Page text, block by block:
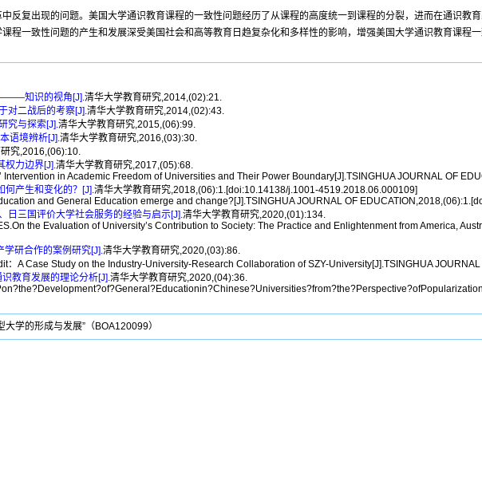
反复出现的问题。美国大学通识教育课程的一致性问题经历了从课程的高度统一到课程的分裂，进而在通识教
程一致性问题的产生和发展深受美国社会和高等教育日趋复杂化和多样性的影响，增强美国大学通识教育课程
———知识的视角[J].清华大学教育研究,2014,(02):21.
对二战后的考察[J].清华大学教育研究,2014,(02):43.
究与探索[J].清华大学教育研究,2015,(06):99.
语境辨析[J].清华大学教育研究,2016,(03):30.
究,2016,(06):10.
权力边界[J].清华大学教育研究,2017,(05):68.
in Academic Freedom of Universities and Their Power Boundary[J].TSINGHUA JOURNAL OF
何产生和变化的？[J].清华大学教育研究,2018,(06):1.[doi:10.14138/j.1001-4519.2018.06.000109]
and General Education emerge and change?[J].TSINGHUA JOURNAL OF
日三国评价大学社会服务的经验与启示[J].清华大学教育研究,2020,(01):134.
the Evaluation of University’s Contribution to Society: The Practice and Enlightenment from America,
学研合作的案例研究[J].清华大学教育研究,2020,(03):86.
A Case Study on the Industry-University-Research Collaboration of SZY-University[J].TSINGHUA
教育发展的理论分析[J].清华大学教育研究,2020,(04):36.
学的形成与发展”（BOA120099）